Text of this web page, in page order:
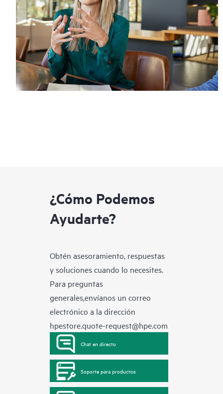
¿Cómo Podemos
Ayudarte?
Obtén asesoramiento, respuestas
y soluciones cuando lo necesites.
Para preguntas
generales,envíanos un correo
electrónico a la dirección
hpestore.quote-request@hpe.com
Chat en directo
Soporte para productos